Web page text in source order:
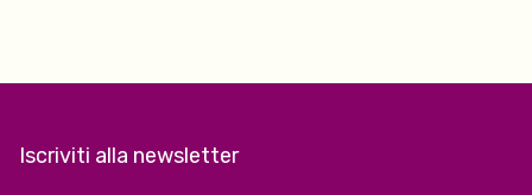
Iscriviti alla newsletter